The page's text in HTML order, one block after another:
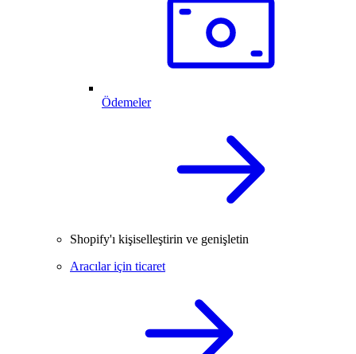
Ödemeler
Shopify'ı kişiselleştirin ve genişletin
Aracılar için ticaret